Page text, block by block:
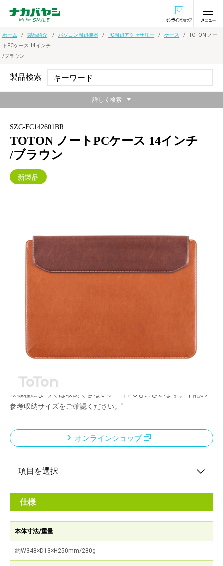
オンラインショ
ホーム 製品紹介 パソコン周辺機器 PC周辺アクセサリー ケース
TOTON ノー
トPCケース 14インチ
/ブラウン
SZC-FC142601BR
TOTON ノートPCケース 14インチ
/ブラウン
新製品
収納とスタンドをひとつに。
メーカー希望小売価格：
¥10,260
上質な合成皮革を使用した、スリム設計のノートPCケース。ケ
ースを折ることで、自然なタイピング角度をつくるスタンドとし
ても使用可能。14インチまでのノートPCに対応し、持ち運びと
作業性を両立します。
<ご使用上の注意>
※機種によっては収納できないノートPCもございます。下記の
参考収納サイズをご確認ください。"
オンラインショップ
仕様
本体寸法/重量
約W348×D13×H250mm/280g
製品検索
詳しく検索